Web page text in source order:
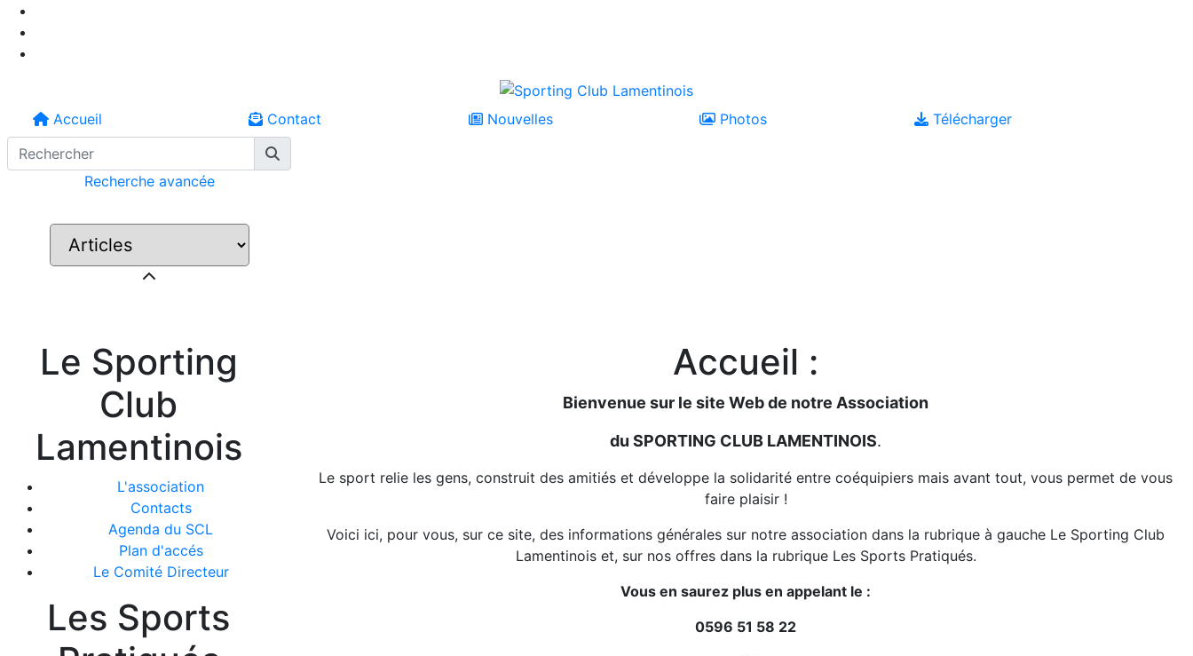
Accueil Contact Nouvelles Photos Télécharger
Recherche avancée
Le Sporting
Club
Lamentinois
L'association
Contacts
Agenda du SCL
Plan d'accés
Le Comité Directeur
Les Sports
Accueil :
Bienvenue sur le site Web de notre Association
du SPORTING CLUB LAMENTINOIS.
Le sport relie les gens, construit des amitiés et développe la solidarité entre coéquipiers mais avant tout, vous permet de vous
faire plaisir !
Voici ici, pour vous, sur ce site, des informations générales sur notre association dans la rubrique à gauche Le Sporting Club
Lamentinois et, sur nos offres dans la rubrique Les Sports Pratiqués.
Vous en saurez plus en appelant le :
0596 51 58 22